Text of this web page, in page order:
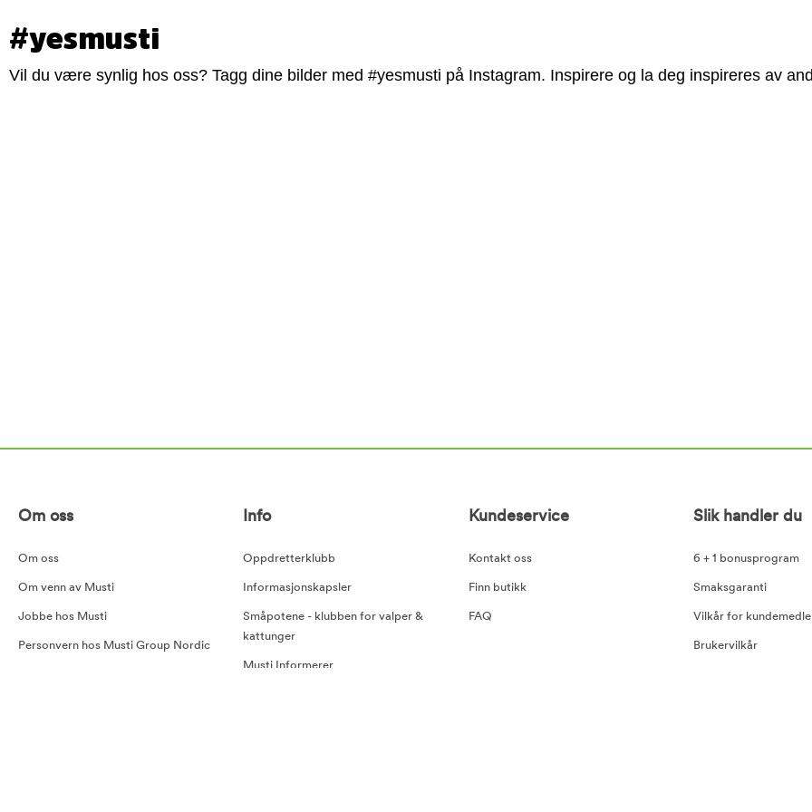
#yesmusti
Vil du være synlig hos oss? Tagg dine bilder med #yesmusti på Instagram. Inspirere og la deg inspireres av
Om oss
Om oss
Om venn av Musti
Jobbe hos Musti
Personvern hos Musti Group Nordic
Info
Oppdretterklubb
Informasjonskapsler
Småpotene - klubben for valper &
kattunger
Musti Informerer
Kundeservice
Kontakt oss
Finn butikk
FAQ
Slik handler du
6 + 1 bonusprogram
Smaksgaranti
Vilkår for
Brukervilkår